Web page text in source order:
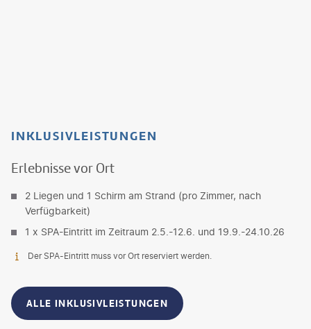
INKLUSIVLEISTUNGEN
Erlebnisse vor Ort
2 Liegen und 1 Schirm am Strand (pro Zimmer, nach
Verfügbarkeit)
1 x SPA-Eintritt im Zeitraum 2.5.-12.6. und 19.9.-24.10.26
Der SPA-Eintritt muss vor Ort reserviert werden.
ALLE INKLUSIVLEISTUNGEN